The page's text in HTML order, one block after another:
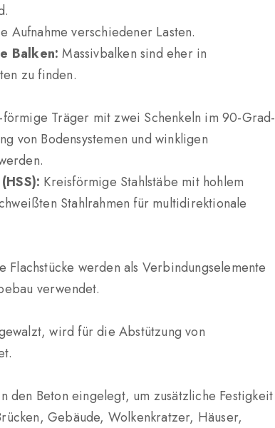
Aufnahme verschiedener Lasten.
Balken: Massivbalken sind eher in
zu finden.
förmige Träger mit zwei Schenkeln im 90-Grad-
von Bodensystemen und winkligen
Kreisförmige Stahlstäbe mit hohlem
Stahlrahmen für multidirektionale
Flachstücke werden als Verbindungselemente
verwendet.
wird für die Abstützung von
den Beton eingelegt, um zusätzliche Festigkeit
Gebäude, Wolkenkratzer, Häuser,